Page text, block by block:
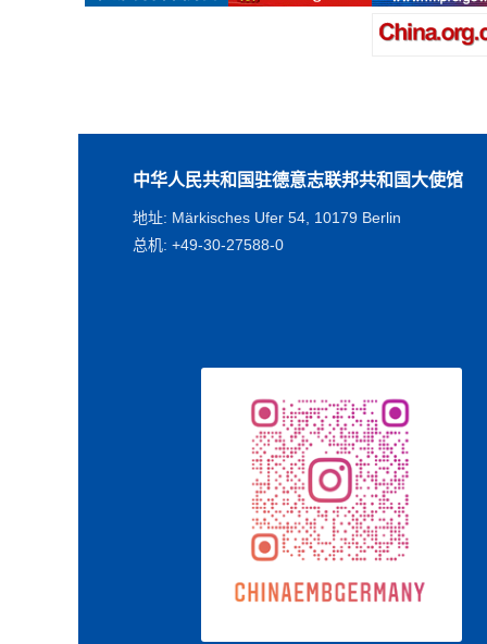
中华人民共和国驻德意志联邦共和国大使馆
地址: Märkisches Ufer 54, 10179 Berlin
总机: +49-30-27588-0